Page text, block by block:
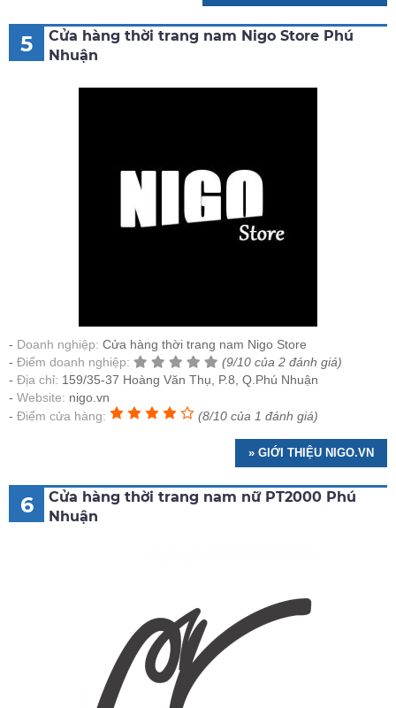
5
Cửa hàng thời trang nam Nigo Store Phú
Nhuận
Doanh nghiệp: Cửa hàng thời trang nam Nigo Store
Điểm doanh nghiệp:
(9/10 của 2 đánh giá)
Địa chỉ: 159/35-37 Hoàng Văn Thụ, P.8, Q.Phú Nhuận
Website: nigo.vn
Điểm cửa hàng:
(8/10 của 1 đánh giá)
» GIỚI THIỆU NIGO.VN
6
Cửa hàng thời trang nam nữ PT2000 Phú
Nhuận